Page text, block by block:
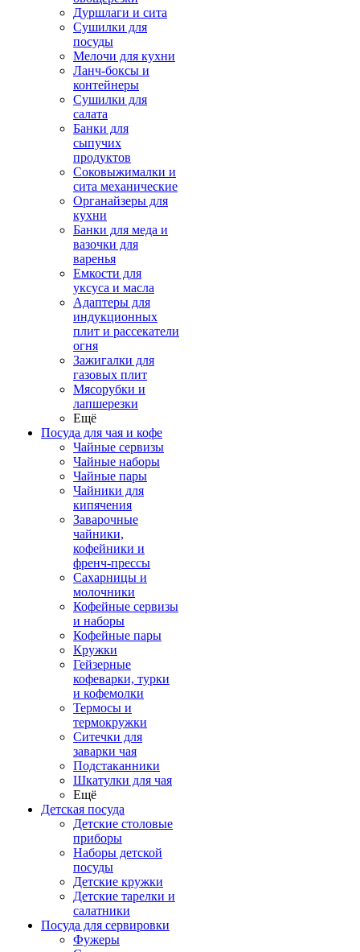
Дуршлаги и сита
Сушилки для
посуды
Мелочи для кухни
Ланч-боксы и
контейнеры
Сушилки для
салата
Банки для
сыпучих
продуктов
Соковыжималки и
сита механические
Органайзеры для
кухни
Банки для меда и
вазочки для
варенья
Емкости для
уксуса и масла
Адаптеры для
индукционных
плит и рассекатели
огня
Зажигалки для
газовых плит
Мясорубки и
лапшерезки
Ещё
Посуда для чая и кофе
Чайные сервизы
Чайные наборы
Чайные пары
Чайники для
кипячения
Заварочные
чайники,
кофейники и
френч-прессы
Сахарницы и
молочники
Кофейные сервизы
и наборы
Кофейные пары
Кружки
Гейзерные
кофеварки, турки
и кофемолки
Термосы и
термокружки
Ситечки для
заварки чая
Подстаканники
Шкатулки для чая
Ещё
Детская посуда
Детские столовые
приборы
Наборы детской
посуды
Детские кружки
Детские тарелки и
салатники
Посуда для сервировки
Фужеры